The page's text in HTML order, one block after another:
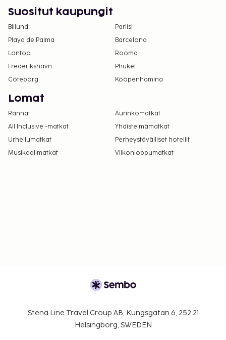
Suositut kaupungit
Billund
Pariisi
Playa de Palma
Barcelona
Lontoo
Rooma
Frederikshavn
Phuket
Göteborg
Kööpenhamina
Lomat
Rannat
Aurinkomatkat
All Inclusive -matkat
Yhdistelmämatkat
Urheilumatkat
Perheystävälliset hotellit
Musikaalimatkat
Viikonloppumatkat
Stena Line Travel Group AB, Kungsgatan 6, 252 21
Helsingborg, SWEDEN